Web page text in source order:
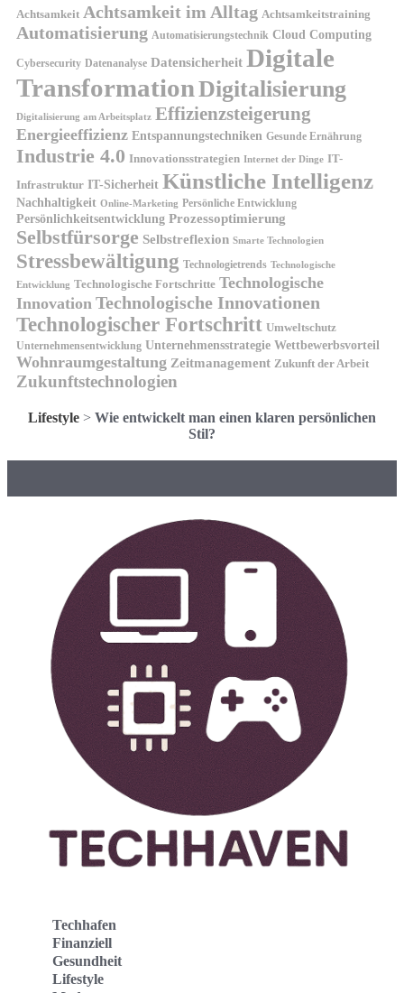
Achtsamkeit Achtsamkeit im Alltag Achtsamkeitstraining
Automatisierung Automatisierungstechnik Cloud Computing
Cybersecurity Datenanalyse Datensicherheit Digitale
TransformationDigitalisierung
Digitalisierung am Arbeitsplatz Effizienzsteigerung
Energieeffizienz Entspannungstechniken Gesunde Ernährung
Industrie 4.0 Innovationsstrategien Internet der Dinge IT-
Infrastruktur IT-Sicherheit Künstliche Intelligenz
Nachhaltigkeit Online-Marketing Persönliche Entwicklung
Persönlichkeitsentwicklung Prozessoptimierung
Selbstfürsorge Selbstreflexion Smarte Technologien
Stressbewältigung Technologietrends Technologische
Entwicklung Technologische Fortschritte Technologische
Innovation Technologische Innovationen
Technologischer Fortschritt Umweltschutz
Unternehmensentwicklung Unternehmensstrategie Wettbewerbsvorteil
Wohnraumgestaltung Zeitmanagement Zukunft der Arbeit
Zukunftstechnologien
Lifestyle > Wie entwickelt man einen klaren persönlichen
Stil?
Techhafen
Finanziell
Gesundheit
Lifestyle